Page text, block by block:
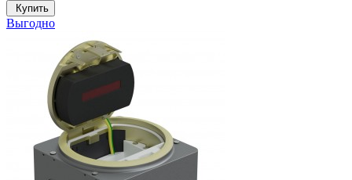
Купить
Выгодно